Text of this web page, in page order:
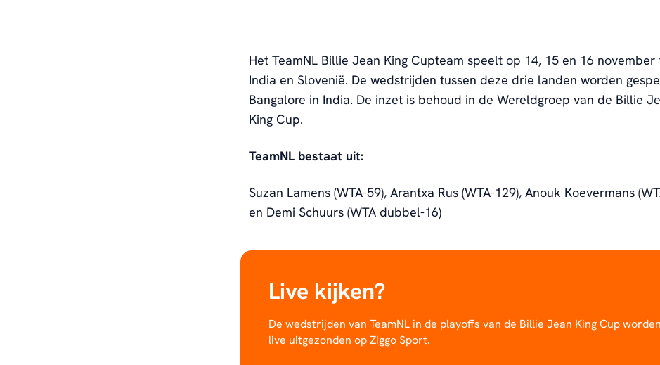
Het TeamNL Billie Jean King Cupteam speelt op 14, 15 en 16 november
India en Slovenië. De wedstrijden tussen deze drie landen worden
Bangalore in India. De inzet is behoud in de Wereldgroep van de Billie
King Cup.
TeamNL bestaat uit:
Suzan Lamens (WTA-59), Arantxa Rus (WTA-129), Anouk Koevermans
en Demi Schuurs (WTA dubbel-16)
Live kijken?
De wedstrijden van TeamNL in de playoffs van de Billie Jean King Cup worden
live uitgezonden op Ziggo Sport.